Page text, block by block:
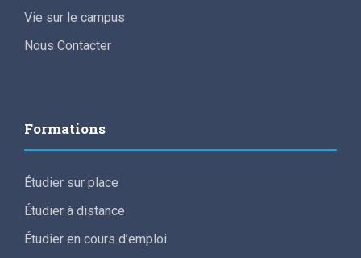
Vie sur le campus
Nous Contacter
Formations
Étudier sur place
Étudier à distance
Étudier en cours d’emploi